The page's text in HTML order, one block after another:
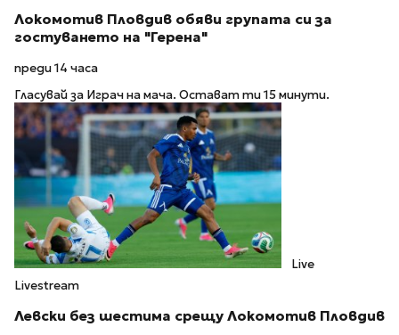
Локомотив Пловдив обяви групата си за
гостуването на "Герена"
преди 14 часа
Гласувай за Играч на мача. Остават ти 15 минути.
Live
Livestream
Левски без шестима срещу Локомотив Пловдив